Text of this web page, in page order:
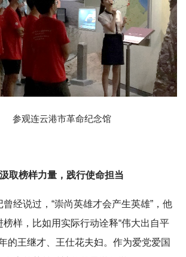
参观连云港市革命纪念馆
汲取榜样力量，践行使命担当
曾经说过，“崇尚英雄才会产生英雄”，他
样，比如用实际行动诠释“伟大出自平
的王继才、王仕花夫妇。作为爱党爱国